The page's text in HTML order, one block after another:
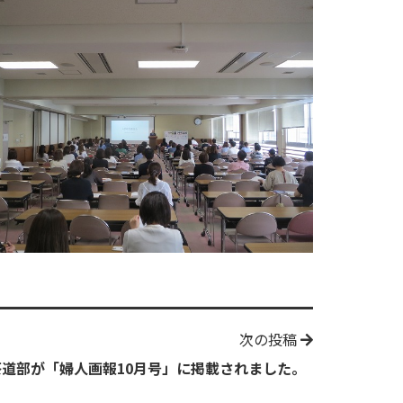
次の投稿
部が「婦人画報10月号」に掲載されました。